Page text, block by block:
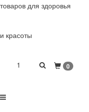
товаров для здоровья
и красоты
1 0